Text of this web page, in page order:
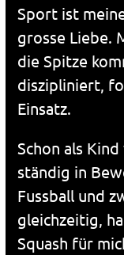
Sport ist
grosse Liebe.
die Spitze
diszipliniert,
Einsatz.
Schon als
ständig in
Fussball und
gleichzeitig,
Squash für